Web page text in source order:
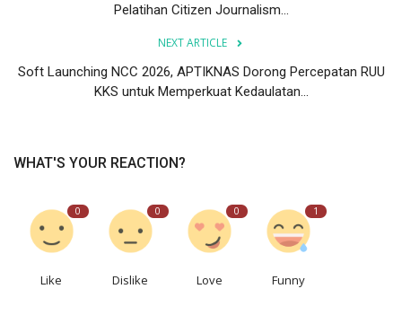
Pelatihan Citizen Journalism...
NEXT ARTICLE
Soft Launching NCC 2026, APTIKNAS Dorong Percepatan RUU
KKS untuk Memperkuat Kedaulatan...
WHAT'S YOUR REACTION?
0
Like
0
Dislike
0
Love
1
Funny